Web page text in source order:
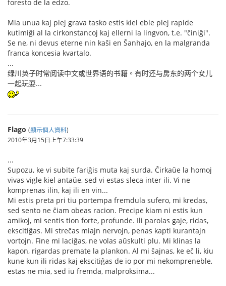
foresto de la edzo.
Mia unua kaj plej grava tasko estis kiel eble plej rapide
kutimiĝi al la cirkonstancoj kaj ellerni la lingvon, t.e. "ĉiniĝi".
Se ne, ni devus eterne nin kaŝi en Ŝanhajo, en la malgranda
franca koncesia kvartalo.
...
绿川英子时常阅读中文或世界语的书籍。有时还与房东的两个女儿
一起玩耍...
Flago (顯示個人資料)
2010年3月15日上午7:33:39
...
Supozu, ke vi subite fariĝis muta kaj surda. Ĉirkaŭe la homoj
vivas vigle kiel antaŭe, sed vi estas sleca inter ili. Vi ne
komprenas ilin, kaj ili en vin...
Mi estis preta pri tiu portempa fremdula sufero, mi kredas,
sed sento ne ĉiam obeas racion. Precipe kiam ni estis kun
amikoj, mi sentis tion forte, profunde. Ili parolas gaje, ridas,
ekscitiĝas. Mi streĉas miajn nervojn, penas kapti kurantajn
vortojn. Fine mi laciĝas, ne volas aŭskulti plu. Mi klinas la
kapon, rigardas premate la plankon. Al mi ŝajnas, ke eĉ li, kiu
kune kun ili ridas kaj ekscitiĝas de io por mi nekompreneble,
estas ne mia, sed iu fremda, malproksima...